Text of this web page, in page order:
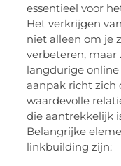
essentieel voor
Het verkrijgen
niet alleen om je
verbeteren, maar
langdurige
aanpak richt zich
waardevolle
die aantrekkelijk
Belangrijke
linkbuilding zijn: